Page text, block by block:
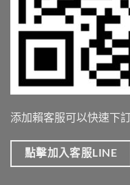
添加賴客服可以快速下訂
點擊加入客服LINE